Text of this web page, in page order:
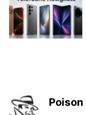
Poison